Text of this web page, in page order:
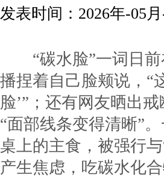
发表时间：2026年-05月
“碳水脸”一词日前
播捏着自己脸颊说，“
脸’”；还有网友晒出
“面部线条变得清晰”
桌上的主食，被强行
产生焦虑，吃碳水化